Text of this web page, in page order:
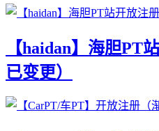
【haidan】海胆PT
已变更）